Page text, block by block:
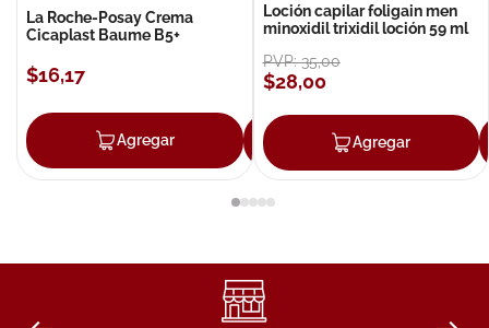
La Roche-Posay Crema
Cicaplast Baume B5+
$16,17
Agregar Agregar
Loción capilar foligain men
minoxidil trixidil loción 59 ml
PVP:35,00
$28,00
Agregar